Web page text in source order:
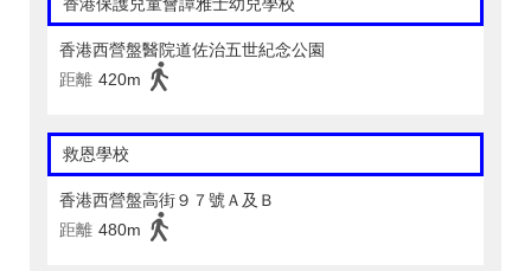
香港保護兒童會譚雅士幼兒學校
香港西營盤醫院道佐治五世紀念公園
距離 420m
救恩學校
香港西營盤高街９７號Ａ及Ｂ
距離 480m